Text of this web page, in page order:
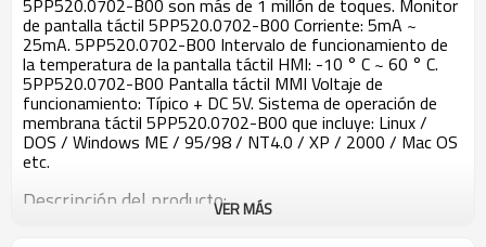
5PP520.0702-B00 son más de 1 millón de toques. Monitor
de pantalla táctil 5PP520.0702-B00 Corriente: 5mA ~
25mA. 5PP520.0702-B00 Intervalo de funcionamiento de
la temperatura de la pantalla táctil HMI: -10 ° C ~ 60 ° C.
5PP520.0702-B00 Pantalla táctil MMI Voltaje de
funcionamiento: Típico + DC 5V. Sistema de operación de
membrana táctil 5PP520.0702-B00 que incluye: Linux /
DOS / Windows ME / 95/98 / NT4.0 / XP / 2000 / Mac OS
etc.
Descripción del producto:VER MÁS